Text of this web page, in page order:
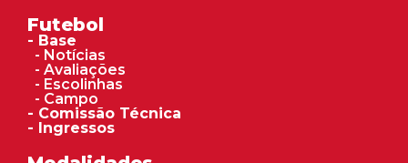
Futebol
- Base
- Notícias
- Avaliações
- Escolinhas
- Campo
- Comissão Técnica
- Ingressos